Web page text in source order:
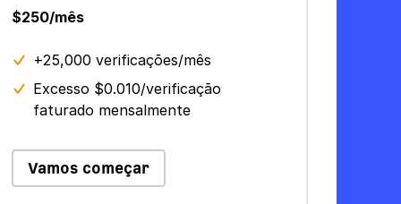
$250/mês
+25,000 verificações/mês
Excesso $0.010/verificação
faturado mensalmente
Vamos começar